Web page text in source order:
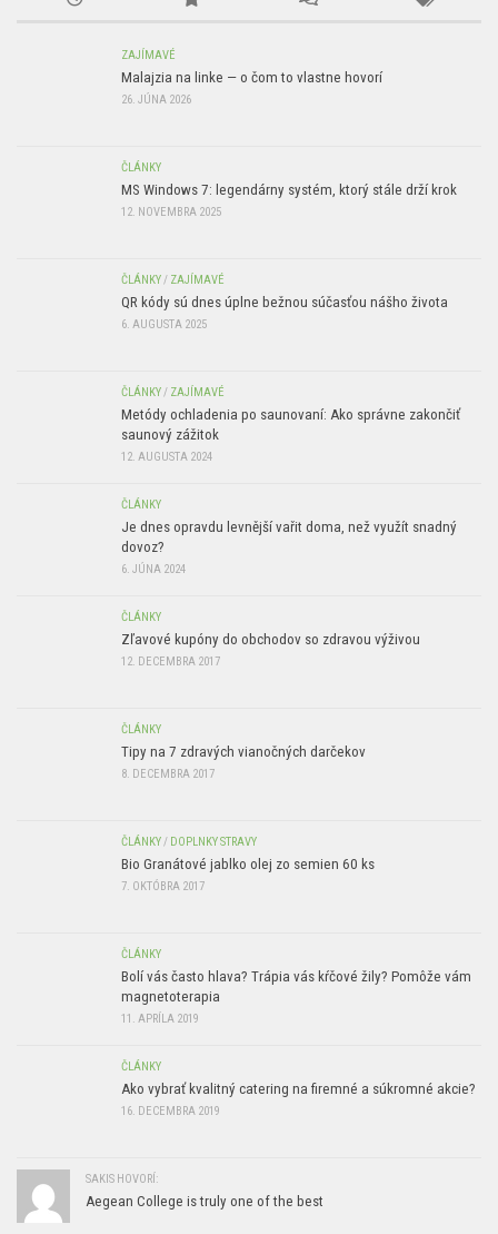
ZAJÍMAVÉ
Malajzia na linke — o čom to vlastne hovorí
26. JÚNA 2026
ČLÁNKY
MS Windows 7: legendárny systém, ktorý stále drží krok
12. NOVEMBRA 2025
ČLÁNKY/ ZAJÍMAVÉ
QR kódy sú dnes úplne bežnou súčasťou nášho života
6. AUGUSTA 2025
ČLÁNKY/ ZAJÍMAVÉ
Metódy ochladenia po saunovaní: Ako správne zakončiť
saunový zážitok
12. AUGUSTA 2024
ČLÁNKY
Je dnes opravdu levnější vařit doma, než využít snadný
dovoz?
6. JÚNA 2024
ČLÁNKY
Zľavové kupóny do obchodov so zdravou výživou
12. DECEMBRA 2017
ČLÁNKY
Tipy na 7 zdravých vianočných darčekov
8. DECEMBRA 2017
ČLÁNKY/ DOPLNKY STRAVY
Bio Granátové jablko olej zo semien 60 ks
7. OKTÓBRA 2017
ČLÁNKY
Bolí vás často hlava? Trápia vás kŕčové žily? Pomôže vám
magnetoterapia
11. APRÍLA 2019
ČLÁNKY
Ako vybrať kvalitný catering na firemné a súkromné akcie?
16. DECEMBRA 2019
SAKIS HOVORÍ:
Aegean College is truly one of the best